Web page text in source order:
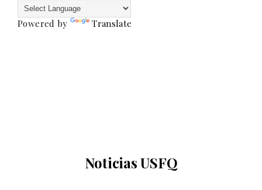
Powered by Translate
Noticias USFQ